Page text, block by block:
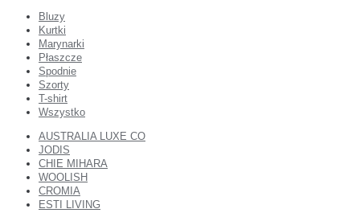
Bluzy
Kurtki
Marynarki
Płaszcze
Spodnie
Szorty
T-shirt
Wszystko
AUSTRALIA LUXE CO
JODIS
CHIE MIHARA
WOOLISH
CROMIA
ESTI LIVING